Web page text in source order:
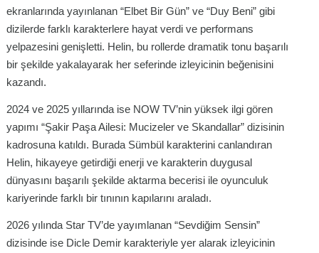
ekranlarında yayınlanan “Elbet Bir Gün” ve “Duy Beni” gibi
dizilerde farklı karakterlere hayat verdi ve performans
yelpazesini genişletti. Helin, bu rollerde dramatik tonu başarılı
bir şekilde yakalayarak her seferinde izleyicinin beğenisini
kazandı.
2024 ve 2025 yıllarında ise NOW TV’nin yüksek ilgi gören
yapımı “Şakir Paşa Ailesi: Mucizeler ve Skandallar” dizisinin
kadrosuna katıldı. Burada Sümbül karakterini canlandıran
Helin, hikayeye getirdiği enerji ve karakterin duygusal
dünyasını başarılı şekilde aktarma becerisi ile oyunculuk
kariyerinde farklı bir tınının kapılarını araladı.
2026 yılında Star TV’de yayımlanan “Sevdiğim Sensin”
dizisinde ise Dicle Demir karakteriyle yer alarak izleyicinin